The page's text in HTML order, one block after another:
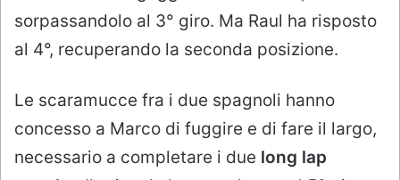
sorpassandolo al 3° giro. Ma Raul ha risposto
al 4°, recuperando la seconda posizione.
Le scaramucce fra i due spagnoli hanno
concesso a Marco di fuggire e di fare il largo,
necessario a completare i due long lap